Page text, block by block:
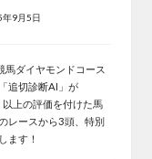
9月5日
馬ダイヤモンドコース
追切診断AI」が
以上の評価を付けた馬
レースから3頭、特別
ます！